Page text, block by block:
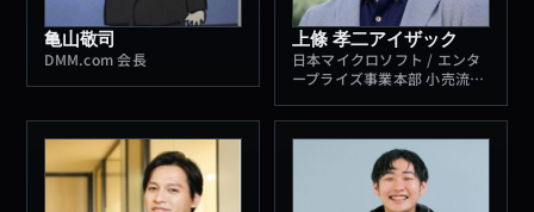
亀山敬司
DMM.com 会長
上條 孝二アイザック
日本マイクロソフト / エンタ
ープライズ事業本部 小売流通
ント エグゼクティブ